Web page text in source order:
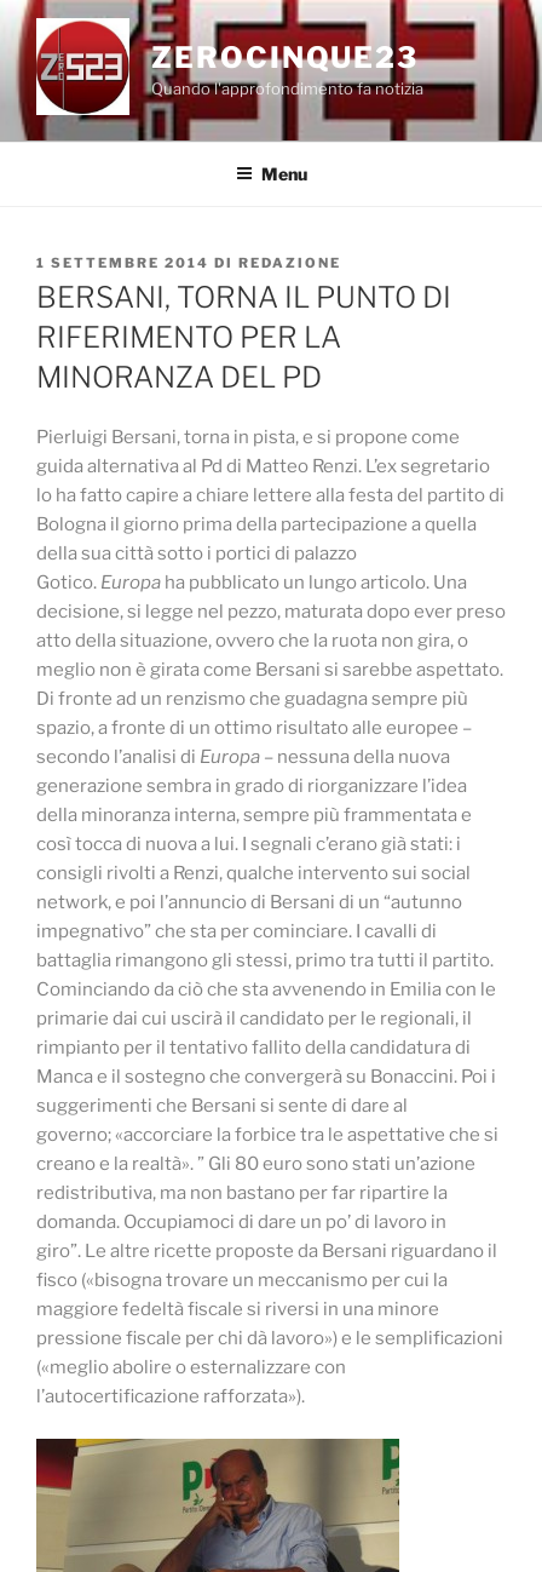
Salta
contenuto
ZEROCINQUE23
Quando l'approfondimento fa notizia
Menu
PUBBLICATO
IL
1 SETTEMBRE 2014 DI REDAZIONE
BERSANI, TORNA IL PUNTO DI
RIFERIMENTO PER LA
MINORANZA DEL PD
Pierluigi Bersani, torna in pista, e si propone come
guida alternativa al Pd di Matteo Renzi. L’ex segretario
lo ha fatto capire a chiare lettere alla festa del partito di
Bologna il giorno prima della partecipazione a quella
della sua città sotto i portici di palazzo
Gotico. Europa ha pubblicato un lungo articolo. Una
decisione, si legge nel pezzo, maturata dopo ever preso
atto della situazione, ovvero che la ruota non gira, o
meglio non è girata come Bersani si sarebbe aspettato.
Di fronte ad un renzismo che guadagna sempre più
spazio, a fronte di un ottimo risultato alle europee –
secondo l’analisi di Europa – nessuna della nuova
generazione sembra in grado di riorganizzare l’idea
della minoranza interna, sempre più frammentata e
così tocca di nuova a lui. I segnali c’erano già stati: i
consigli rivolti a Renzi, qualche intervento sui social
network, e poi l’annuncio di Bersani di un “autunno
impegnativo” che sta per cominciare. I cavalli di
battaglia rimangono gli stessi, primo tra tutti il partito.
Cominciando da ciò che sta avvenendo in Emilia con le
primarie dai cui uscirà il candidato per le regionali, il
rimpianto per il tentativo fallito della candidatura di
Manca e il sostegno che convergerà su Bonaccini. Poi i
suggerimenti che Bersani si sente di dare al
governo; «accorciare la forbice tra le aspettative che si
creano e la realtà». ” Gli 80 euro sono stati un’azione
redistributiva, ma non bastano per far ripartire la
domanda. Occupiamoci di dare un po’ di lavoro in
giro”. Le altre ricette proposte da Bersani riguardano il
fisco («bisogna trovare un meccanismo per cui la
maggiore fedeltà fiscale si riversi in una minore
pressione fiscale per chi dà lavoro») e le semplificazioni
(«meglio abolire o esternalizzare con
l’autocertificazione rafforzata»).